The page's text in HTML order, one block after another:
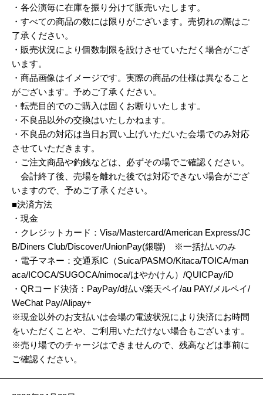
・各公演毎に在庫を振り分けて販売いたします。
・すべての商品の数には限りがございます。売切れの際はご
了承ください。
・販売状況により個数制限を設けさせていただく場合がござ
います。
・商品画像はイメージです。実際の商品の仕様は異なること
がございます。予めご了承ください。
・転売目的でのご購入は固くお断りいたします。
・不良品以外の交換はいたしかねます。
・不良品の対応は当日お買い上げいただいた会場でのみ対応
させていただきます。
・ご注文商品や釣銭などは、必ずその場でご確認ください。
会計終了後、売場を離れた後では対応できない場合がござ
いますので、予めご了承ください。
■決済方法
・現金
・クレジットカード：Visa/Mastercard/American Express/JC
B/Diners Club/Discover/UnionPay(銀聯) ※一括払いのみ
・電子マネー：交通系IC（Suica/PASMO/Kitaca/TOICA/man
aca/ICOCA/SUGOCA/nimoca/はやかけん）/QUICPay/iD
・QRコード決済：PayPay/d払い/楽天ペイ/au PAY/メルペイ/
WeChat Pay/Alipay+
※現金以外のお支払いは会場の電波状況により決済にお時間
をいただくことや、ご利用いただけない場合もございます。
※売り場でのチャージはできませんので、残高などは事前に
ご確認ください。